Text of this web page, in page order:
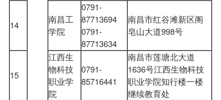
14
南昌工
学院
0791-
87713694
0791-
87713634
南昌市红谷滩新区阁
皂山大道998号
15
江西生
物科技
职业学
院
0791-
85716441
南昌市莲塘北大道
1636号江西生物科技
职业学院知行楼一楼
继续教育处